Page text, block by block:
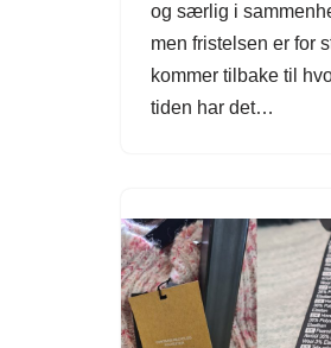
og særlig i
men fristelsen er for
kommer tilbake til
tiden har det…